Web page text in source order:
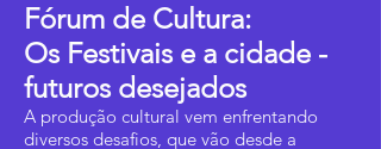
Fórum de Cultura:
Os Festivais e a cidade -
futuros desejados
A produção cultural vem enfrentando
diversos desafios, que vão desde a